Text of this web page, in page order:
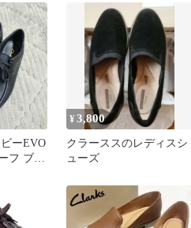
ーEVO
フ ブラ
¥3,800
クラーススのレディスシ
ューズ